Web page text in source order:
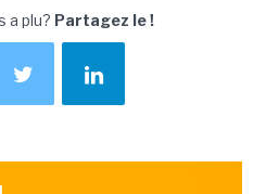
a plu? Partagez le !